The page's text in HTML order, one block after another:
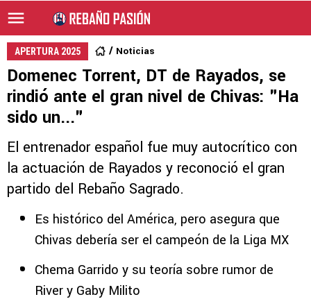
APERTURA 2025 Noticias
Domenec Torrent, DT de Rayados, se
rindió ante el gran nivel de Chivas: "Ha
sido un..."
El entrenador español fue muy autocrítico con
la actuación de Rayados y reconoció el gran
partido del Rebaño Sagrado.
Es histórico del América, pero asegura que
Chivas debería ser el campeón de la Liga MX
Chema Garrido y su teoría sobre rumor de
River y Gaby Milito